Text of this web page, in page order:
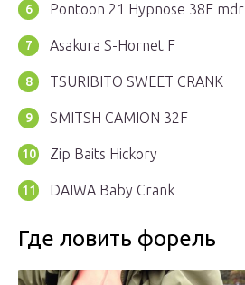
Pontoon 21 Hypnose 38F mdr
Asakura S-Hornet F
TSURIBITO SWEET CRANK
SMITSH CAMION 32F
Zip Baits Hickory
DAIWA Baby Crank
Где ловить форель